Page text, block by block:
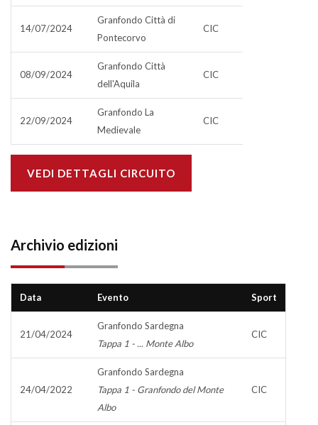
14/07/2024
Granfondo Città di
Pontecorvo
CIC
08/09/2024
Granfondo Città
dell'Aquila
CIC
22/09/2024
Granfondo La
Medievale
CIC
VEDI DETTAGLI CIRCUITO
Archivio edizioni
Data Evento Sport
21/04/2024
Granfondo Sardegna
Tappa 1 - ... Monte Albo
CIC
24/04/2022
Granfondo Sardegna
Tappa 1 - Granfondo del Monte
Albo
CIC